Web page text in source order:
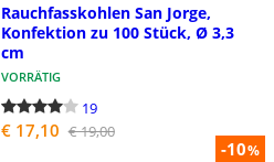
-10%
Rauchfasskohlen San Jorge,
Konfektion zu 100 Stück, Ø 3,3
cm
VORRÄTIG
19
€ 17,10 € 19,00